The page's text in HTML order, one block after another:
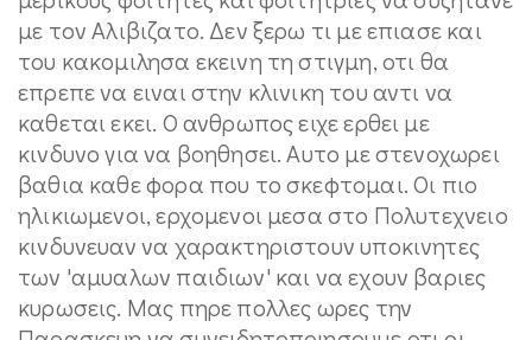
με τον Αλιβιζατο. Δεν ξερω τι με επιασε και
του κακομιλησα εκεινη τη στιγμη, οτι θα
επρεπε να ειναι στην κλινικη του αντι να
καθεται εκει. Ο ανθρωπος ειχε ερθει με
κινδυνο για να βοηθησει. Αυτο με στενοχωρει
βαθια καθε φορα που το σκεφτομαι. Οι πιο
ηλικιωμενοι, ερχομενοι μεσα στο Πολυτεχνειο
κινδυνευαν να χαρακτηριστουν υποκινητες
των 'αμυαλων παιδιων' και να εχουν βαριες
κυρωσεις. Μας πηρε πολλες ωρες την